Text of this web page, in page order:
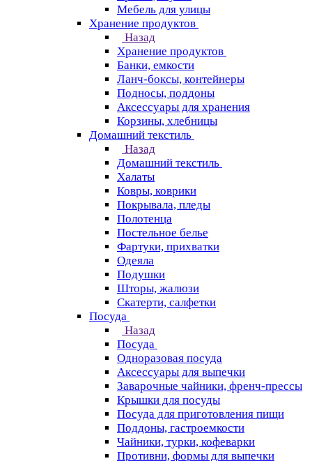
Мебель для улицы
Хранение продуктов
Назад
Хранение продуктов
Банки, емкости
Ланч-боксы, контейнеры
Подносы, поддоны
Аксессуары для хранения
Корзины, хлебницы
Домашний текстиль
Назад
Домашний текстиль
Халаты
Ковры, коврики
Покрывала, пледы
Полотенца
Постельное белье
Фартуки, прихватки
Одеяла
Подушки
Шторы, жалюзи
Скатерти, салфетки
Посуда
Назад
Посуда
Одноразовая посуда
Аксессуары для выпечки
Заварочные чайники, френч-прессы
Крышки для посуды
Посуда для приготовления пищи
Поддоны, гастроемкости
Чайники, турки, кофеварки
Противни, формы для выпечки